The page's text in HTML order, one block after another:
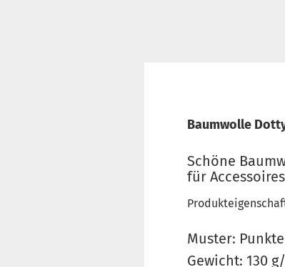
Baumwolle
Schöne
für
Muster: Punkte
Gewicht: 130